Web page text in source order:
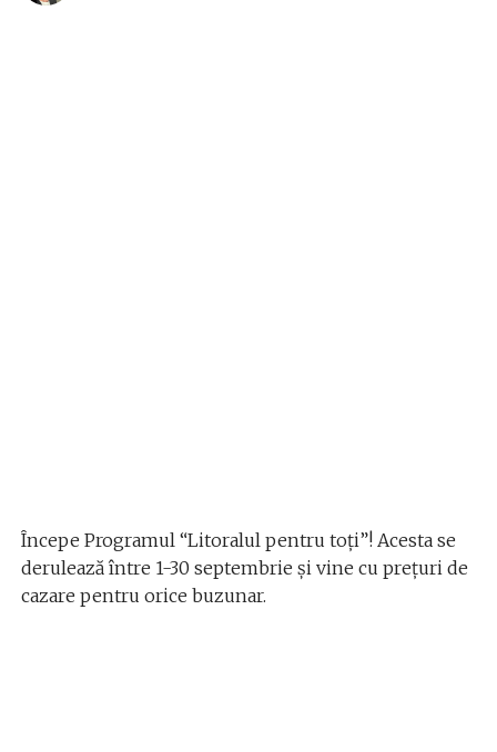
Începe Programul “Litoralul pentru toţi”! Acesta se
derulează între 1-30 septembrie și vine cu prețuri de
cazare pentru orice buzunar.